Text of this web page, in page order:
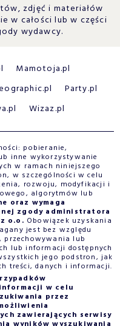
zdjęć i materiałów
w całości lub w części
wydawcy.
Mamotoja.pl
Party.pl
Wizaz.pl
pobieranie,
inne wykorzystywanie
w ramach niniejszego
w szczególności w celu
rozwoju, modyfikacji i
algorytmów lub
oraz wymaga
zgody administratora
o.o. Obowiązek uzyskania
jest bez względu
lub
lub informacji dostępnych
jego podstron, jak
treści, danych i informacji.
w celu
przez
zawierających serwisy